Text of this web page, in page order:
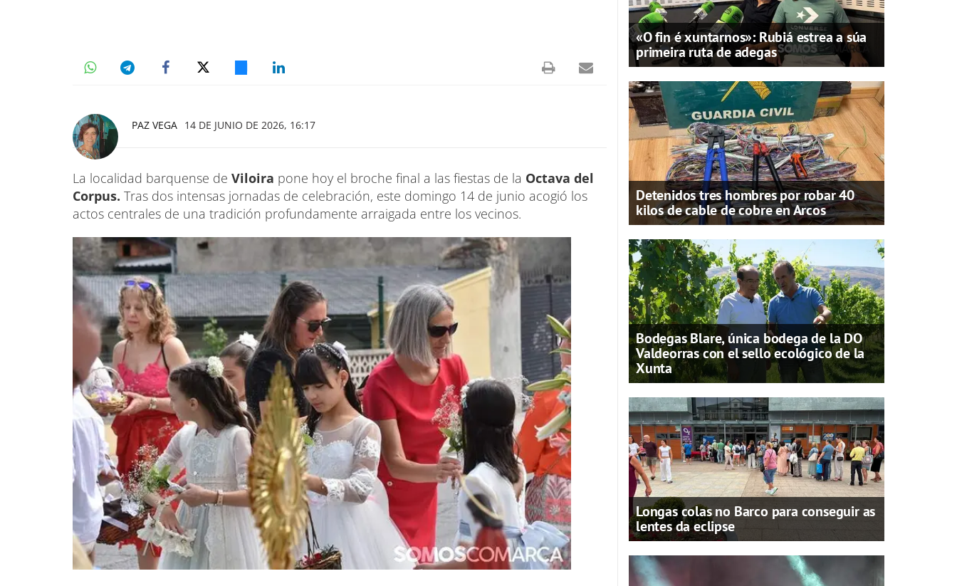
PAZ VEGA 14 DE JUNIO DE 2026, 16:17
La localidad barquense de Viloira pone hoy el broche final a las fiestas de la Octava del
Corpus. Tras dos intensas jornadas de celebración, este domingo 14 de junio acogió los
actos centrales de una tradición profundamente arraigada entre los vecinos.
«O fin é xuntarnos»: Rubiá estrea a súa
primeira ruta de adegas
Detenidos tres hombres por robar 40
kilos de cable de cobre en Arcos
Bodegas Blare, única bodega de la DO
Valdeorras con el sello ecológico de la
Xunta
Longas colas no Barco para conseguir as
lentes da eclipse